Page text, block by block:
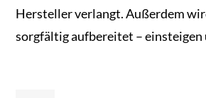
Hersteller verlangt. Außerdem
sorgfältig aufbereitet – einsteigen